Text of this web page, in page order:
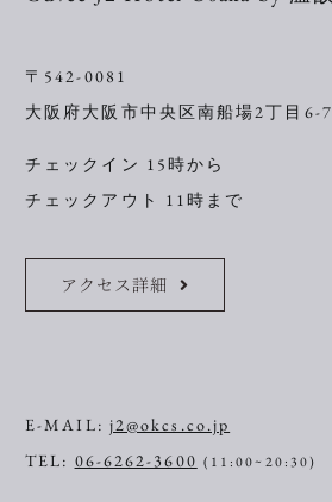
〒542-0081
大阪府大阪市中央区南船場2丁目6-7
チェックイン 15時から
チェックアウト 11時まで
アクセス詳細
E-MAIL: j2@okcs.co.jp
TEL: 06-6262-3600 (11:00~20:30)